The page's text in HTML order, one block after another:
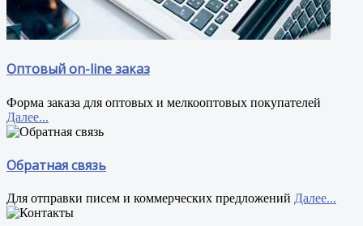
Оптовый on-line заказ
Форма заказа для оптовых и мелкооптовых покупателей
Далее...
Обратная связь
Для отправки писем и коммерческих предложений Далее...